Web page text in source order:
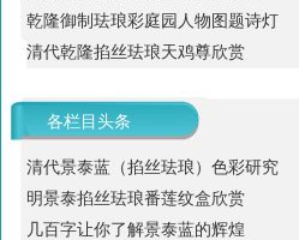
乾隆御制珐琅彩庭园人物图题诗灯
清代乾隆掐丝珐琅天鸡尊欣赏
各栏目头条
清代景泰蓝（掐丝珐琅）色彩研究
明景泰掐丝珐琅番莲纹盒欣赏
几百字让你了解景泰蓝的辉煌